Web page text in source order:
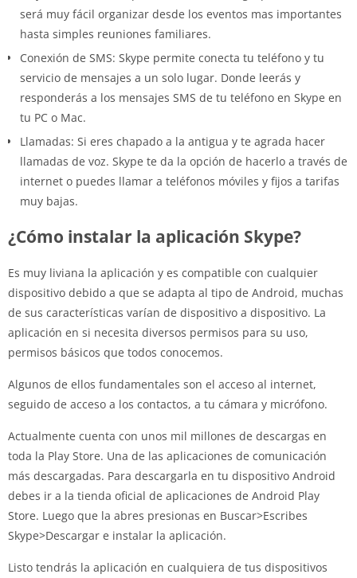
será muy fácil organizar desde los eventos mas importantes
hasta simples reuniones familiares.
Conexión de SMS: Skype permite conecta tu teléfono y tu
servicio de mensajes a un solo lugar. Donde leerás y
responderás a los mensajes SMS de tu teléfono en Skype en
tu PC o Mac.
Llamadas: Si eres chapado a la antigua y te agrada hacer
llamadas de voz. Skype te da la opción de hacerlo a través de
internet o puedes llamar a teléfonos móviles y fijos a tarifas
muy bajas.
¿Cómo instalar la aplicación Skype?
Es muy liviana la aplicación y es compatible con cualquier
dispositivo debido a que se adapta al tipo de Android, muchas
de sus características varían de dispositivo a dispositivo. La
aplicación en si necesita diversos permisos para su uso,
permisos básicos que todos conocemos.
Algunos de ellos fundamentales son el acceso al internet,
seguido de acceso a los contactos, a tu cámara y micrófono.
Actualmente cuenta con unos mil millones de descargas en
toda la Play Store. Una de las aplicaciones de comunicación
más descargadas. Para descargarla en tu dispositivo Android
debes ir a la tienda oficial de aplicaciones de Android Play
Store. Luego que la abres presionas en Buscar>Escribes
Skype>Descargar e instalar la aplicación.
Listo tendrás la aplicación en cualquiera de tus dispositivos